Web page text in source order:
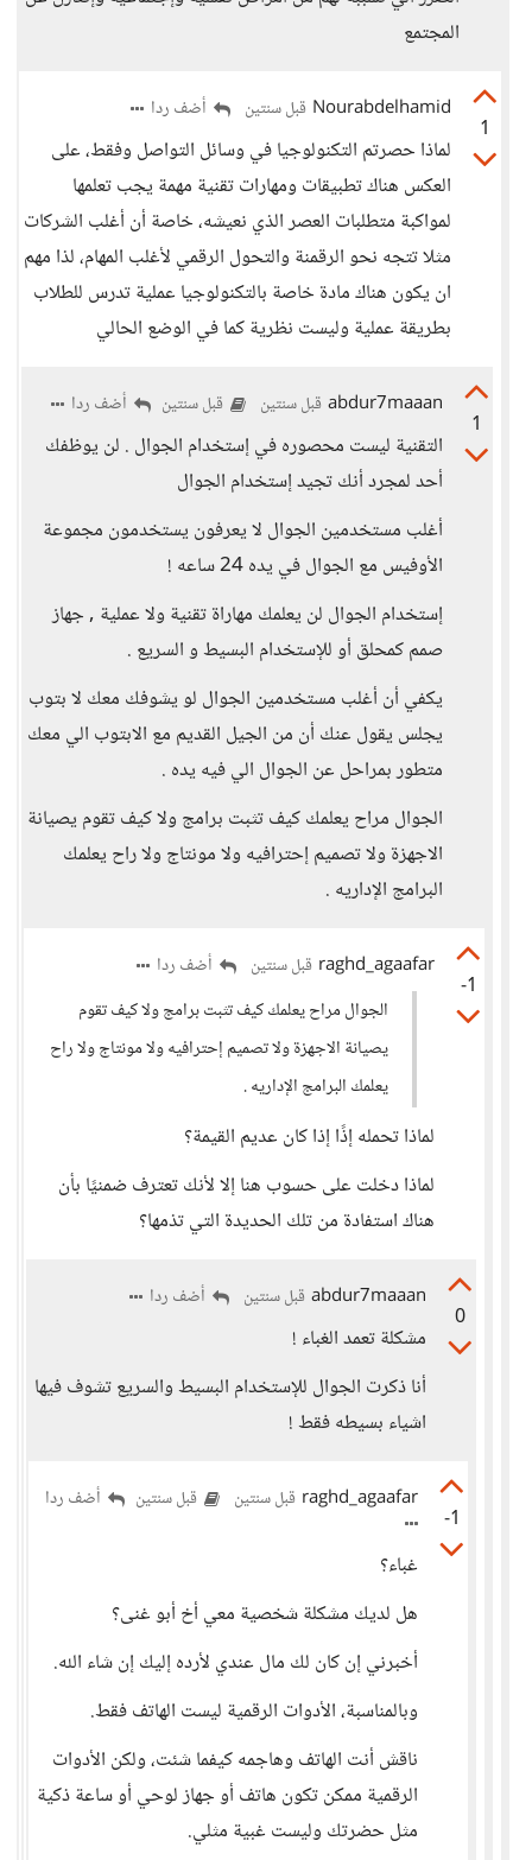
المجتمع
1
Nourabdelhamid قبل سنتين أضف ردا
لماذا حصرتم التكنولوجيا في وسائل التواصل وفقط، على
العكس هناك تطبيقات ومهارات تقنية مهمة يجب تعلمها
لمواكبة متطلبات العصر الذي نعيشه، خاصة أن أغلب الشركات
مثلا تتجه نحو الرقمنة والتحول الرقمي لأغلب المهام، لذا مهم
ان يكون هناك مادة خاصة بالتكنولوجيا عملية تدرس للطلاب
بطريقة عملية وليست نظرية كما في الوضع الحالي
1
abdur7maaan قبل سنتين قبل سنتين أضف ردا
التقنية ليست محصوره في إستخدام الجوال . لن يوظفك
أحد لمجرد أنك تجيد إستخدام الجوال
أغلب مستخدمين الجوال لا يعرفون يستخدمون مجموعة
الأوفيس مع الجوال في يده 24 ساعه !
إستخدام الجوال لن يعلمك مهاراة تقنية ولا عملية , جهاز
صمم كمحلق أو للإستخدام البسيط و السريع .
يكفي أن أغلب مستخدمين الجوال لو يشوفك معك لا بتوب
يجلس يقول عنك أن من الجيل القديم مع الابتوب الي معك
متطور بمراحل عن الجوال الي فيه يده .
الجوال مراح يعلمك كيف تثبت برامج ولا كيف تقوم يصيانة
الاجهزة ولا تصميم إحترافيه ولا مونتاج ولا راح يعلمك
البرامج الإداريه .
-1
raghd_agaafar قبل سنتين
أضف ردا
الجوال مراح يعلمك كيف تثبت برامج ولا كيف تقوم
يصيانة الاجهزة ولا تصميم إحترافيه ولا مونتاج ولا راح
يعلمك البرامج الإداريه .
لماذا تحمله إذًا إذا كان عديم القيمة؟
لماذا دخلت على حسوب هنا إلا لأنك تعترف ضمنيًا بأن
هناك استفادة من تلك الحديدة التي تذمها؟
0
abdur7maaan قبل سنتين أضف ردا
مشكلة تعمد الغباء !
أنا ذكرت الجوال للإستخدام البسيط والسريع تشوف فيها
اشياء بسيطه فقط !
-1
raghd_agaafar قبل سنتين قبل سنتين أضف ردا
غباء؟
هل لديك مشكلة شخصية معي أخ أبو غنى؟
أخبرني إن كان لك مال عندي لأرده إليك إن شاء الله.
وبالمناسبة، الأدوات الرقمية ليست الهاتف فقط.
ناقش أنت الهاتف وهاجمه كيفما شئت، ولكن الأدوات
الرقمية ممكن تكون هاتف أو جهاز لوحي أو ساعة ذكية
مثل حضرتك وليست غبية مثلي.